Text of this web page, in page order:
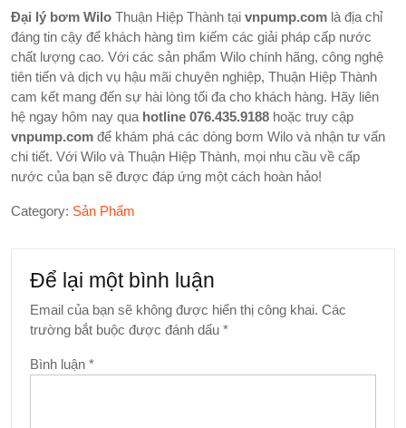
Đại lý bơm Wilo Thuận Hiệp Thành tại vnpump.com là địa chỉ
đáng tin cậy để khách hàng tìm kiếm các giải pháp cấp nước
chất lượng cao. Với các sản phẩm Wilo chính hãng, công nghệ
tiên tiến và dịch vụ hậu mãi chuyên nghiệp, Thuận Hiệp Thành
cam kết mang đến sự hài lòng tối đa cho khách hàng. Hãy liên
hệ ngay hôm nay qua hotline 076.435.9188 hoặc truy cập
vnpump.com để khám phá các dòng bơm Wilo và nhận tư vấn
chi tiết. Với Wilo và Thuận Hiệp Thành, mọi nhu cầu về cấp
nước của bạn sẽ được đáp ứng một cách hoàn hảo!
Category: Sản Phẩm
Để lại một bình luận
Email của bạn sẽ không được hiển thị công khai. Các
trường bắt buộc được đánh dấu *
Bình luận *